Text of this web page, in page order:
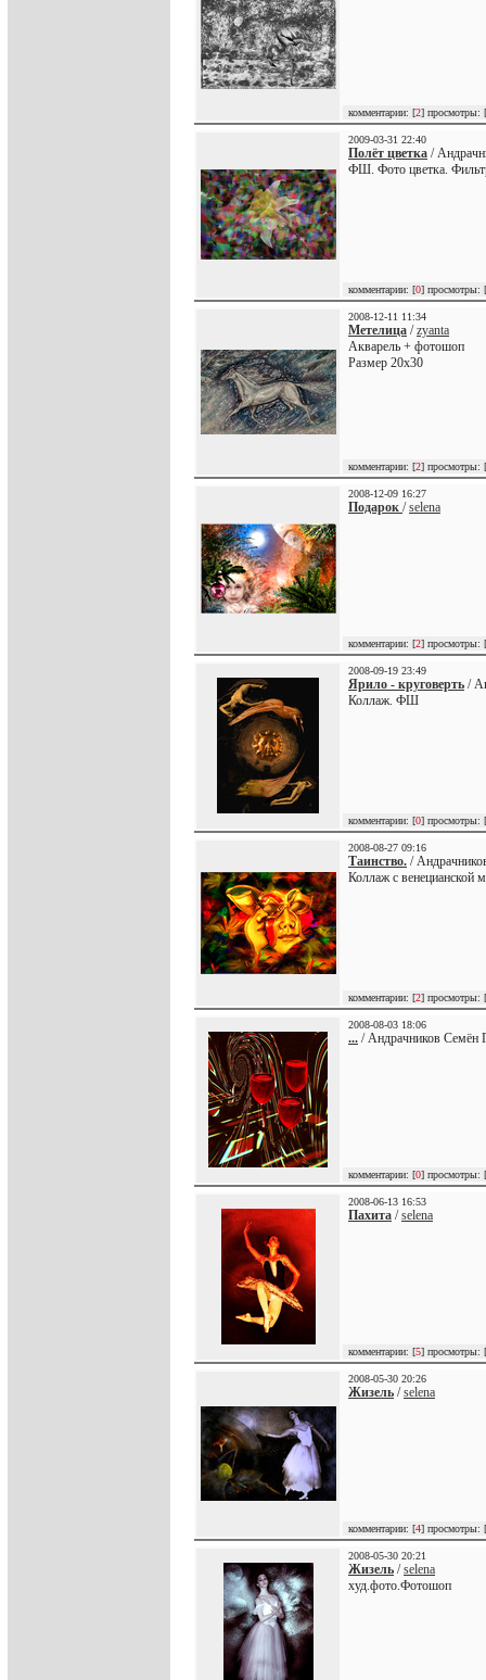
комментарии: [2] просмотры: [
2009-03-31 22:40
Полёт цветка /
ФШ. Фото цветка.
комментарии: [0] просмотры: [
2008-12-11 11:34
Метелица /zyanta
Акварель + фотошоп
Размер 20х30
комментарии: [2] просмотры: [
2008-12-09 16:27
Подарок /selena
комментарии: [2] просмотры: [
2008-09-19 23:49
Ярило - круговерть /
Коллаж. ФШ
комментарии: [0] просмотры: [
2008-08-27 09:16
Таинство. /
Коллаж с венецианской
комментарии: [2] просмотры: [
2008-08-03 18:06
... / Андрачников Семён
комментарии: [0] просмотры: [
2008-06-13 16:53
Пахита /selena
комментарии: [5] просмотры: [
2008-05-30 20:26
Жизель /selena
комментарии: [4] просмотры: [
2008-05-30 20:21
Жизель /selena
худ.фото.Фотошоп